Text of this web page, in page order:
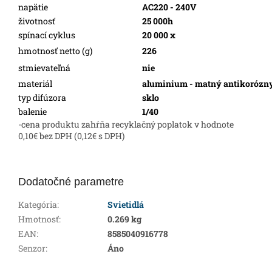
napätie
AC220 - 240V
životnosť
25 000h
spínací cyklus
20 000 x
hmotnosť netto (g)
226
stmievateľná
nie
materiál
aluminium - matný
typ difúzora
sklo
balenie
1/40
-cena produktu zahŕňa recyklačný poplatok v hodnote
0,10€ bez DPH (0,12€ s DPH)
Dodatočné parametre
Kategória:
Svietidlá
Hmotnosť:
0.269 kg
EAN:
8585040916778
Senzor: Áno